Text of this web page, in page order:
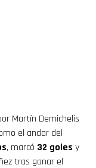
Martín Demichelis
el andar del
, marcó 32 goles y
tras ganar el